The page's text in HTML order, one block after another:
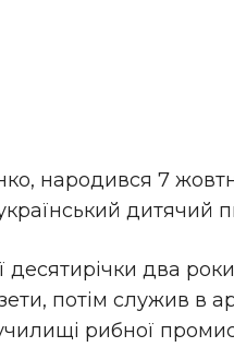
народився 7
дитячий
десятирічки два
потім служив в
рибної